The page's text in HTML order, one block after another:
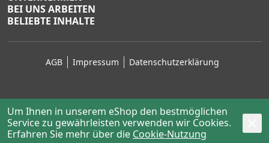
BEI UNS ARBEITEN
BELIEBTE INHALTE
AGB Impressum Datenschutzerklärung
© 2026 Schwarz Stahl AG, Lenzburg
powered by polynorm
Um Ihnen in unserem eShop den bestmöglichen
Service zu gewährleisten verwenden wir Cookies.
Erfahren Sie mehr über die Cookie-Nutzung